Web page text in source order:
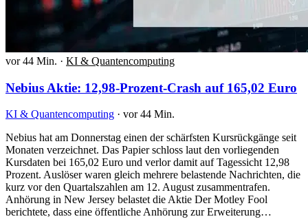
vor 44 Min. · KI & Quantencomputing
Nebius Aktie: 12,98-Prozent-Crash auf 165,02 Euro
KI & Quantencomputing · vor 44 Min.
Nebius hat am Donnerstag einen der schärfsten Kursrückgänge seit
Monaten verzeichnet. Das Papier schloss laut den vorliegenden
Kursdaten bei 165,02 Euro und verlor damit auf Tagessicht 12,98
Prozent. Auslöser waren gleich mehrere belastende Nachrichten, die
kurz vor den Quartalszahlen am 12. August zusammentrafen.
Anhörung in New Jersey belastet die Aktie Der Motley Fool
berichtete, dass eine öffentliche Anhörung zur Erweiterung…